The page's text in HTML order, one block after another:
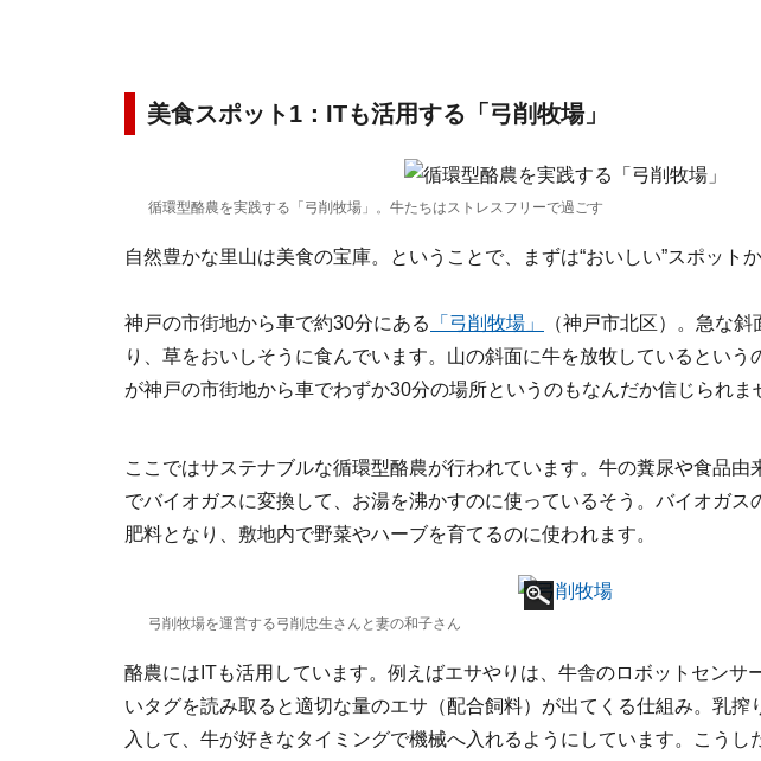
美食スポット1：ITも活用する「弓削牧場」
循環型酪農を実践する「弓削牧場」。牛たちはストレスフリーで過ごす
自然豊かな里山は美食の宝庫。ということで、まずは“おいしい”スポットか
神戸の市街地から車で約30分にある 「弓削牧場」
（神戸市北区）。急な
り、草をおいしそうに食んでいます。山の斜面に牛を放牧しているという
が神戸の市街地から車でわずか30分の場所というのもなんだか信じられま
ここではサステナブルな循環型酪農が行われています。牛の糞尿や食品由
でバイオガスに変換して、お湯を沸かすのに使っているそう。バイオガス
肥料となり、敷地内で野菜やハーブを育てるのに使われます。
弓削牧場を運営する弓削忠生さんと妻の和子さん
酪農にはITも活用しています。例えばエサやりは、牛舎のロボットセンサ
いタグを読み取ると適切な量のエサ（配合飼料）が出てくる仕組み。乳搾
入して、牛が好きなタイミングで機械へ入れるようにしています。こうし